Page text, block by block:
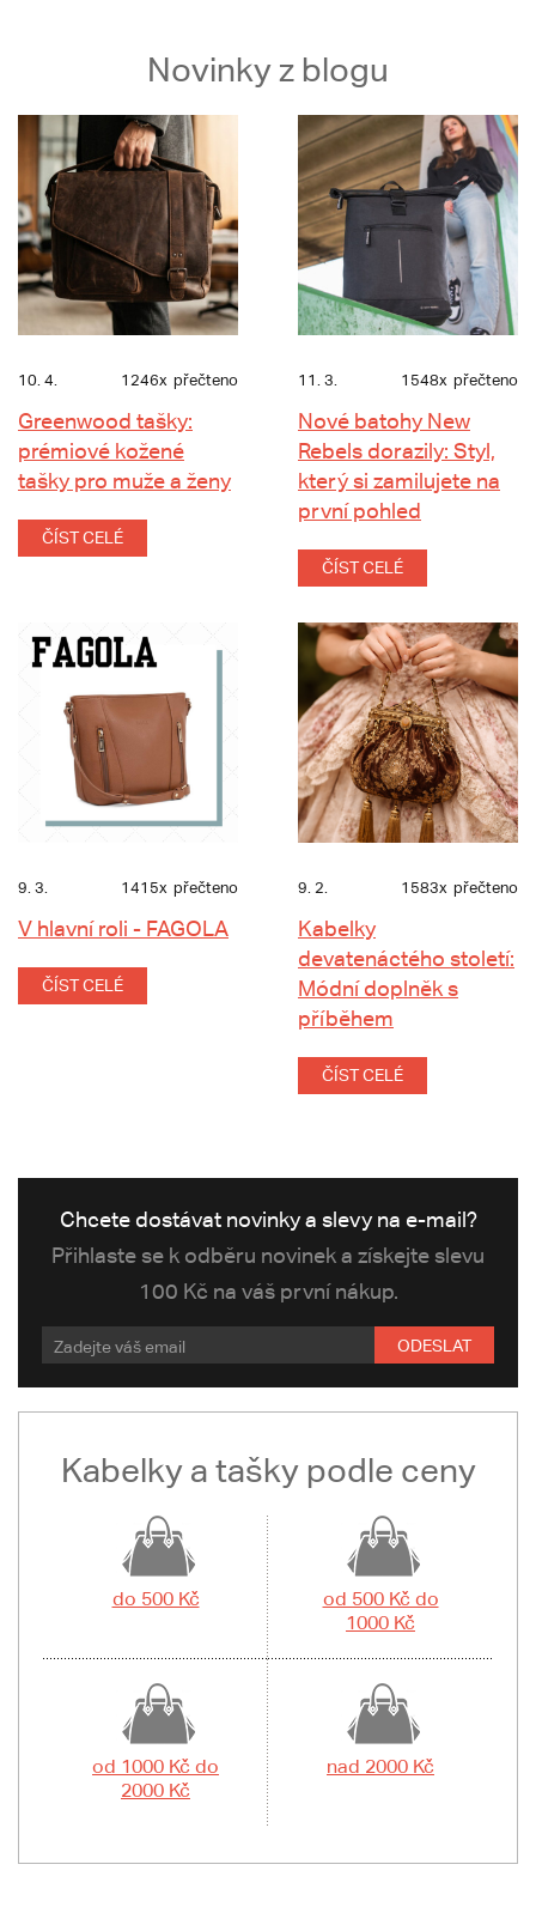
Novinky z blogu
10. 4. 1246x přečteno
Greenwood tašky:
prémiové kožené
tašky pro muže a ženy
ČÍST CELÉ
11. 3. 1548x přečteno
Nové batohy New
Rebels dorazily: Styl,
který si zamilujete na
první pohled
ČÍST CELÉ
9. 3. 1415x přečteno
V hlavní roli - FAGOLA
ČÍST CELÉ
9. 2. 1583x přečteno
Kabelky
devatenáctého století:
Módní doplněk s
příběhem
ČÍST CELÉ
Chcete dostávat novinky a slevy na e-mail?
Přihlaste se k odběru novinek a získejte slevu
100 Kč na váš první nákup.
ODESLAT
Kabelky a tašky podle ceny
do 500 Kč
od 500 Kč do
1000 Kč
od 1000 Kč do
2000 Kč
nad 2000 Kč